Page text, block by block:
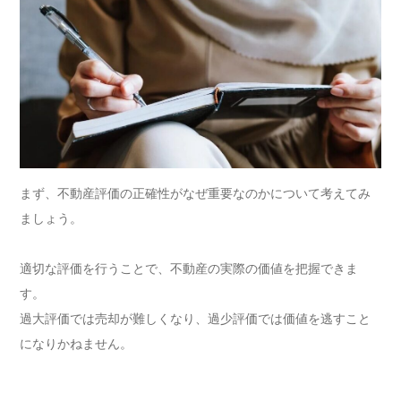
まず、不動産評価の正確性がなぜ重要なのかについて考えてみ
ましょう。
適切な評価を行うことで、不動産の実際の価値を把握できま
す。
過大評価では売却が難しくなり、過少評価では価値を逃すこと
になりかねません。